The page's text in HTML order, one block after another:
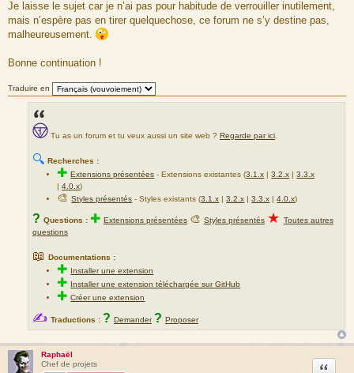
Je laisse le sujet car je n’ai pas pour habitude de verrouiller inutilement,
mais n’espère pas en tirer quelquechose, ce forum ne s’y destine pas,
malheureusement.
Bonne continuation !
Traduire en
Tu as un forum et tu veux aussi un site web ? Regarde par ici
🔍 Recherches :
✚Extensions présentées -Extensions existantes (3.1.x |3.2.x |3.3.x
|4.0.x)
🎨Styles présentés - Styles existants (3.1.x |3.2.x |3.3.x |4.0.x)
? Questions : ✚ Extensions présentées 🎨 Styles présentés ★ Toutes autres
questions
📖 Documentations :
✚ Installer une extension
✚ Installer une extension téléchargée sur GitHub
✚Créer une extension
✍ Traductions : ? Demander ? Proposer
Raphaël
Chef de projets
Citation